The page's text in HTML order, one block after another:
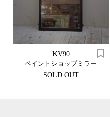
KV90
ペイントショップミラー
SOLD OUT